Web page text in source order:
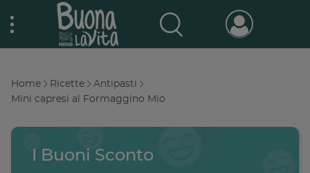
to
Nestlé Buona la vita
navigation
Buono a sapersi
Breadcrumb
Home Ricette
Antipasti
Mini capresi al Formaggino Mio
I Buoni Sconto